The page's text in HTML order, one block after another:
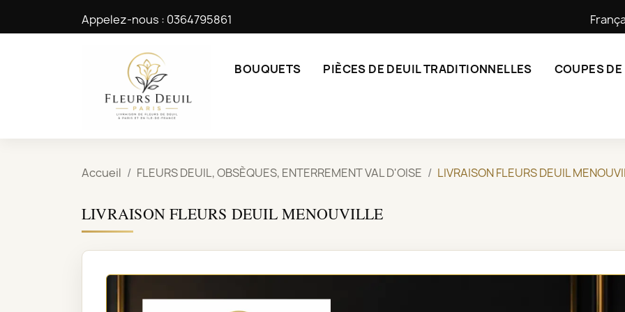
Appelez-nous : 0364795861
BOUQUETS PIÈCES DE DEUIL TRADITIONNELLES COUPES
Accueil FLEURS DEUIL, OBSÈQUES, ENTERREMENT VAL D'OISE LIVRAISON FLEURS DEUIL
LIVRAISON FLEURS DEUIL MENOUVILLE